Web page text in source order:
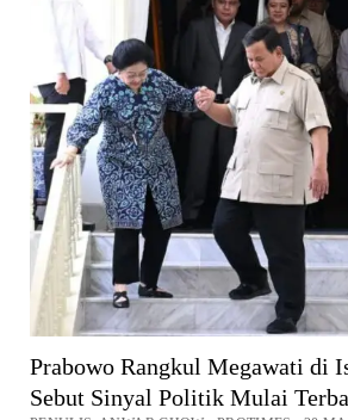
Prabowo Rangkul Megawati di
Sebut Sinyal Politik Mulai